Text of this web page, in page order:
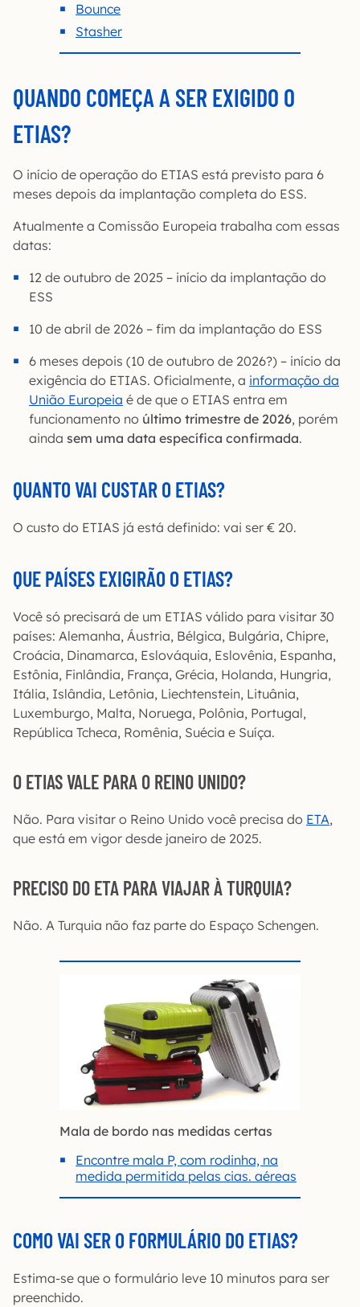
Bounce
Stasher
QUANDO COMEÇA A SER EXIGIDO O
ETIAS?
O início de operação do ETIAS está previsto para 6
meses depois da implantação completa do ESS.
Atualmente a Comissão Europeia trabalha com essas
datas:
12 de outubro de 2025 – início da implantação do
ESS
10 de abril de 2026 – fim da implantação do ESS
6 meses depois (10 de outubro de 2026?) – início da
exigência do ETIAS. Oficialmente, a informação da
União Europeia é de que o ETIAS entra em
funcionamento no último trimestre de 2026, porém
ainda sem uma data específica confirmada.
QUANTO VAI CUSTAR O ETIAS?
O custo do ETIAS já está definido: vai ser € 20.
QUE PAÍSES EXIGIRÃO O ETIAS?
Você só precisará de um ETIAS válido para visitar 30
países: Alemanha, Áustria, Bélgica, Bulgária, Chipre,
Croácia, Dinamarca, Eslováquia, Eslovênia, Espanha,
Estônia, Finlândia, França, Grécia, Holanda, Hungria,
Itália, Islândia, Letônia, Liechtenstein, Lituânia,
Luxemburgo, Malta, Noruega, Polônia, Portugal,
República Tcheca, Romênia, Suécia e Suíça.
O ETIAS VALE PARA O REINO UNIDO?
Não. Para visitar o Reino Unido você precisa do ETA,
que está em vigor desde janeiro de 2025.
PRECISO DO ETA PARA VIAJAR À TURQUIA?
Não. A Turquia não faz parte do Espaço Schengen.
Mala de bordo nas medidas certas
Encontre mala P, com rodinha, na
medida permitida pelas cias. aéreas
COMO VAI SER O FORMULÁRIO DO ETIAS?
Estima-se que o formulário leve 10 minutos para ser
preenchido.